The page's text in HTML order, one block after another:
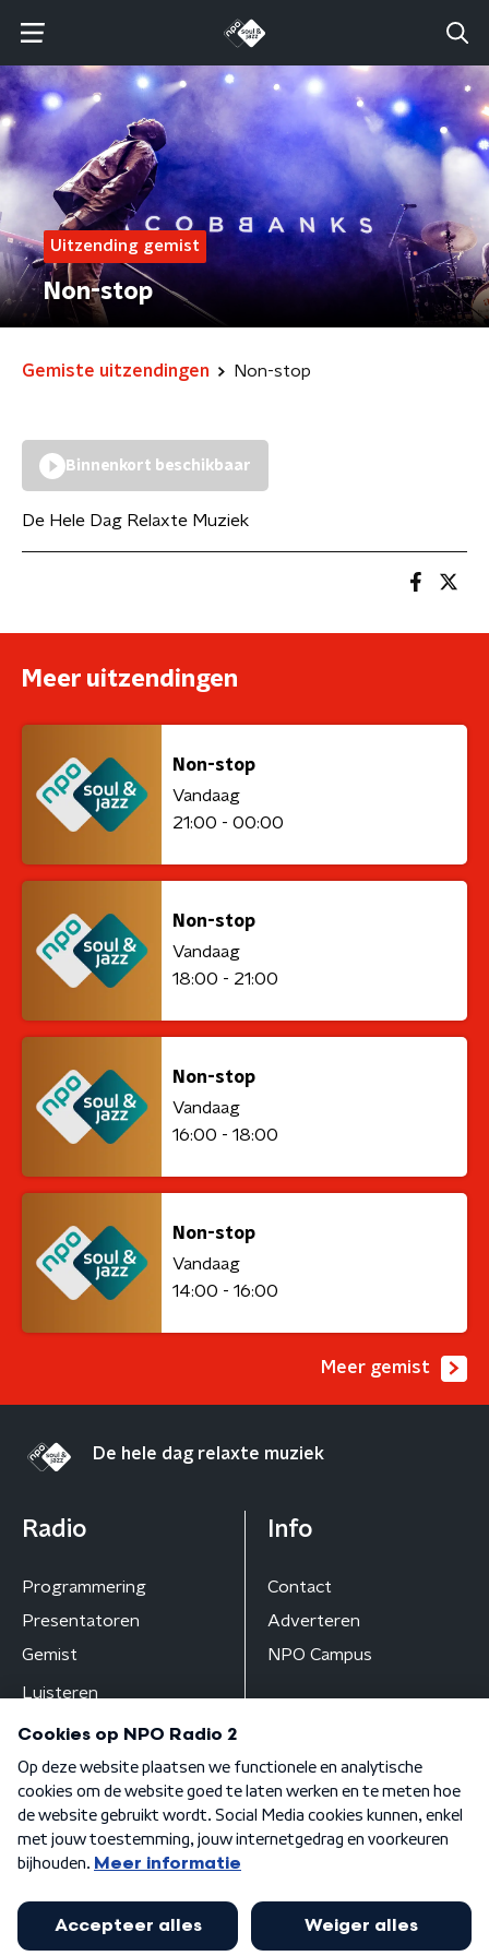
Uitzending gemist
Non-stop
Gemiste uitzendingen Non-stop
Binnenkort beschikbaar
De Hele Dag Relaxte Muziek
Meer uitzendingen
Non-stop
Vandaag
21:00 - 00:00
Non-stop
Vandaag
18:00 - 21:00
Non-stop
Vandaag
16:00 - 18:00
Non-stop
Vandaag
14:00 - 16:00
Meer gemist
De hele dag relaxte muziek
Radio
Programmering
Presentatoren
Gemist
Luisteren
Info
Contact
Adverteren
NPO Campus
Algemene voorwaarden